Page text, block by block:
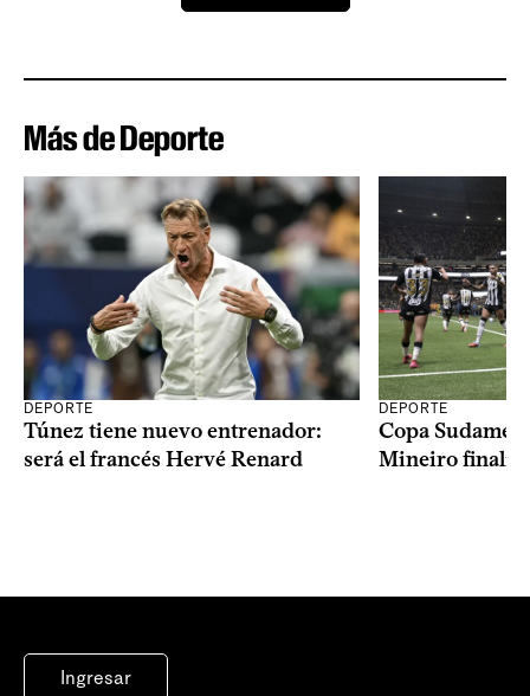
Más de Deporte
DEPORTE
Túnez tiene nuevo entrenador:
será el francés Hervé Renard
DEPORTE
Copa
Mineiro
Ingresar